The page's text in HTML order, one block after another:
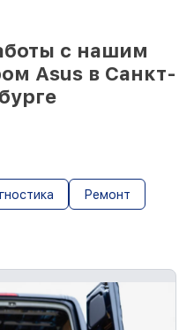
с нашим
Asus в Санкт-
Ремонт